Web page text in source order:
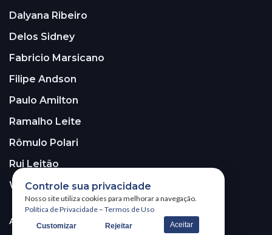
Dalyana Ribeiro
Delos Sidney
Fabricio Marsicano
Filipe Andson
Paulo Amilton
Ramalho Leite
Rômulo Polari
Rui Leitão
Walter Santos
ASSINE A NOSSA NEWSLETTER!
Controle sua privacidade
Nosso site utiliza cookies para melhorar a navegação.
Política de Privacidade – Termos de Uso
Customizar Rejeitar Aceitar